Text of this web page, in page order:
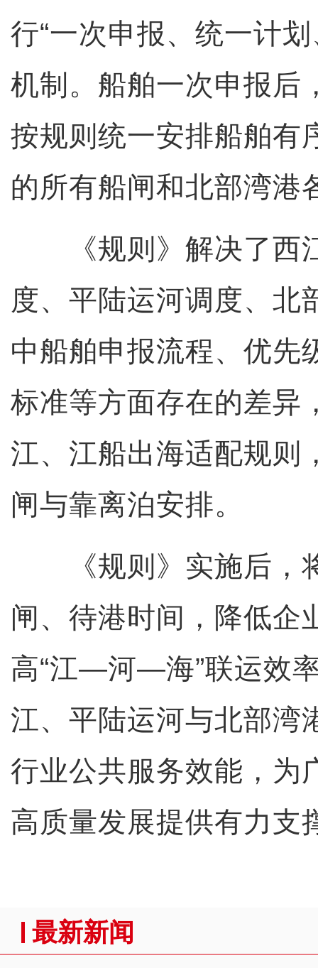
行“一次申报、统一计
机制。船舶一次申报后
按规则统一安排船舶有
的所有船闸和北部湾港
《规则》解决了西
度、平陆运河调度、北
中船舶申报流程、优先
标准等方面存在的差异
江、江船出海适配规则
闸与靠离泊安排。
《规则》实施后，
闸、待港时间，降低企
高“江—河—海”联运效
江、平陆运河与北部湾
行业公共服务效能，为
高质量发展提供有力支
最新新闻